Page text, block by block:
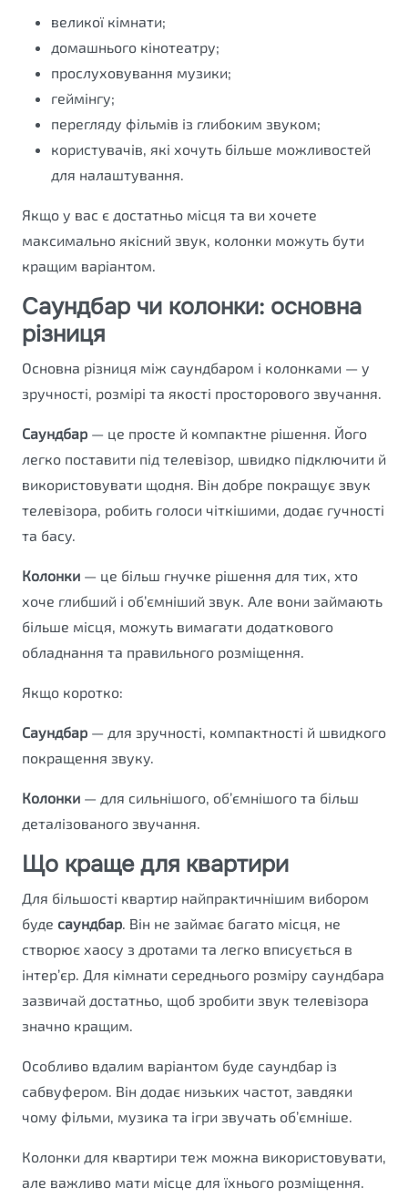
великої кімнати;
домашнього кінотеатру;
прослуховування музики;
геймінгу;
перегляду фільмів із глибоким звуком;
користувачів, які хочуть більше можливостей
для налаштування.
Якщо у вас є достатньо місця та ви хочете
максимально якісний звук, колонки можуть бути
кращим варіантом.
Саундбар чи колонки: основна
різниця
Основна різниця між саундбаром і колонками — у
зручності, розмірі та якості просторового звучання.
Саундбар — це просте й компактне рішення. Його
легко поставити під телевізор, швидко підключити й
використовувати щодня. Він добре покращує звук
телевізора, робить голоси чіткішими, додає гучності
та басу.
Колонки — це більш гнучке рішення для тих, хто
хоче глибший і об’ємніший звук. Але вони займають
більше місця, можуть вимагати додаткового
обладнання та правильного розміщення.
Якщо коротко:
Саундбар — для зручності, компактності й швидкого
покращення звуку.
Колонки — для сильнішого, об’ємнішого та більш
деталізованого звучання.
Що краще для квартири
Для більшості квартир найпрактичнішим вибором
буде саундбар. Він не займає багато місця, не
створює хаосу з дротами та легко вписується в
інтер’єр. Для кімнати середнього розміру саундбара
зазвичай достатньо, щоб зробити звук телевізора
значно кращим.
Особливо вдалим варіантом буде саундбар із
сабвуфером. Він додає низьких частот, завдяки
чому фільми, музика та ігри звучать об’ємніше.
Колонки для квартири теж можна використовувати,
але важливо мати місце для їхнього розміщення.